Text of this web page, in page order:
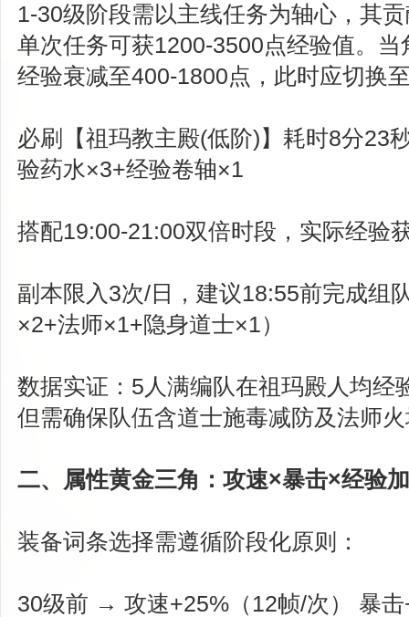
1-30级阶段需以主线任务为轴心，其
单次任务可获1200-3500点经验值。
经验衰减至400-1800点，此时应切换
必刷【祖玛教主殿(低阶)】耗时8分23
验药水×3+经验卷轴×1
搭配19:00-21:00双倍时段，实际经验
副本限入3次/日，建议18:55前完成组
×2+法师×1+隐身道士×1）
数据实证：5人满编队在祖玛殿人均经
但需确保队伍含道士施毒减防及法师
二、属性黄金三角：攻速×暴击×经验
装备词条选择需遵循阶段化原则：
30级前 → 攻速+25%（12帧/次） 暴